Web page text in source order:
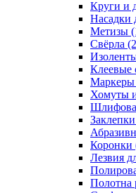
Круги и
Насадки
Метизы
Свёрла
Клеевые
Маркеры
Хомуты
Заклепки
Коронки
Лезвия
Полотна